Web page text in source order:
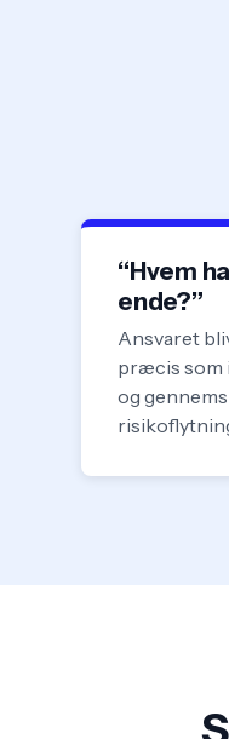
“Hvem
ende?”
Ansvaret
præcis som
og